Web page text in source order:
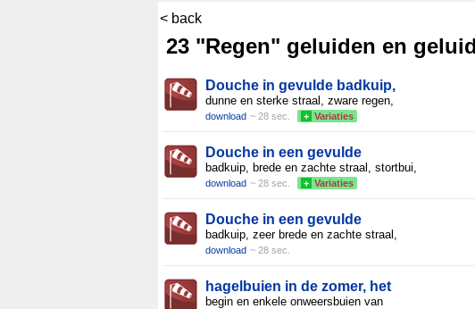
< back
23 "Regen" geluiden en
Douche in gevulde badkuip,
dunne en sterke straal, zware regen,
download ~ 28 sec. + Variaties
Douche in een gevulde
badkuip, brede en zachte straal, stortbui,
download ~ 28 sec. + Variaties
Douche in een gevulde
badkuip, zeer brede en zachte straal,
download ~ 28 sec.
hagelbuien in de zomer, het
begin en enkele onweersbuien van